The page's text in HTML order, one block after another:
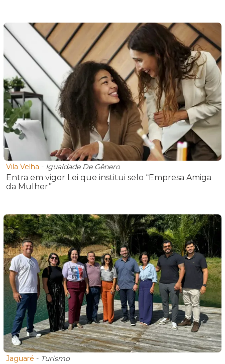
Vila Velha - Igualdade De Gênero
Entra em vigor Lei que institui selo “Empresa Amiga
da Mulher”
Jaguaré - Turismo